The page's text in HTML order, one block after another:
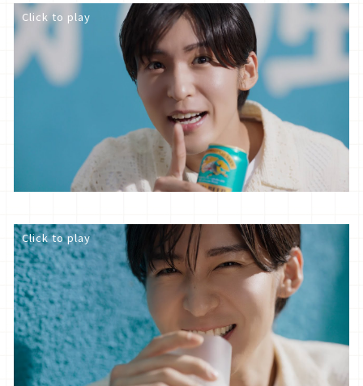
Click to play
Click to play